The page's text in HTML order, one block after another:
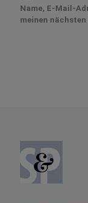
Name, E-Mail-
meinen